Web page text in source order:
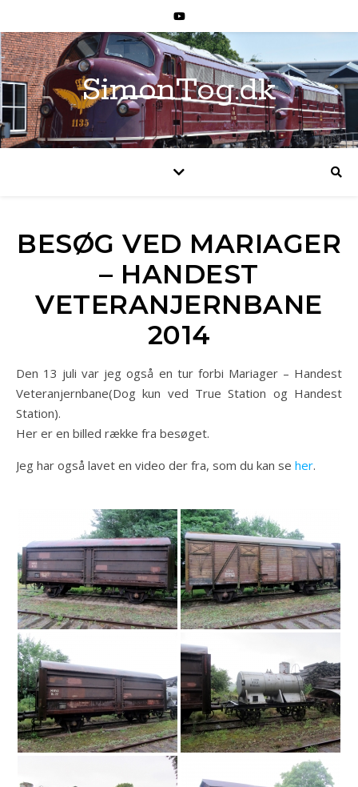
SimonTog.dk
BESØG VED MARIAGER
– HANDEST
VETERANJERNBANE
2014
Den 13 juli var jeg også en tur forbi Mariager – Handest
Veteranjernbane(Dog kun ved True Station og Handest
Station).
Her er en billed række fra besøget.
Jeg har også lavet en video der fra, som du kan se her.